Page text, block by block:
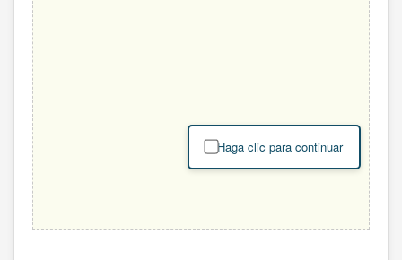
Haga clic para continuar